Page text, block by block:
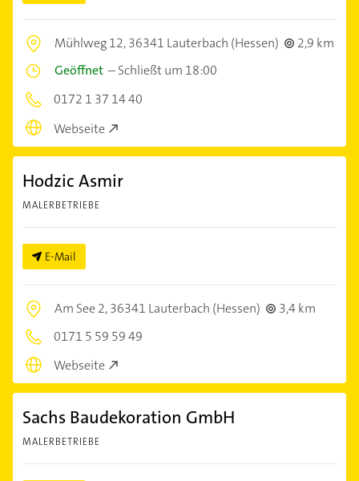
Mühlweg 12,36341 Lauterbach (Hessen)
2,9 km
Geöffnet –Schließt um 18:00
0172 1 37 14 40
Webseite
Hodzic Asmir
MALERBETRIEBE
E-Mail
Am See 2,36341 Lauterbach (Hessen)
3,4 km
0171 5 59 59 49
Webseite
Sachs Baudekoration GmbH
MALERBETRIEBE